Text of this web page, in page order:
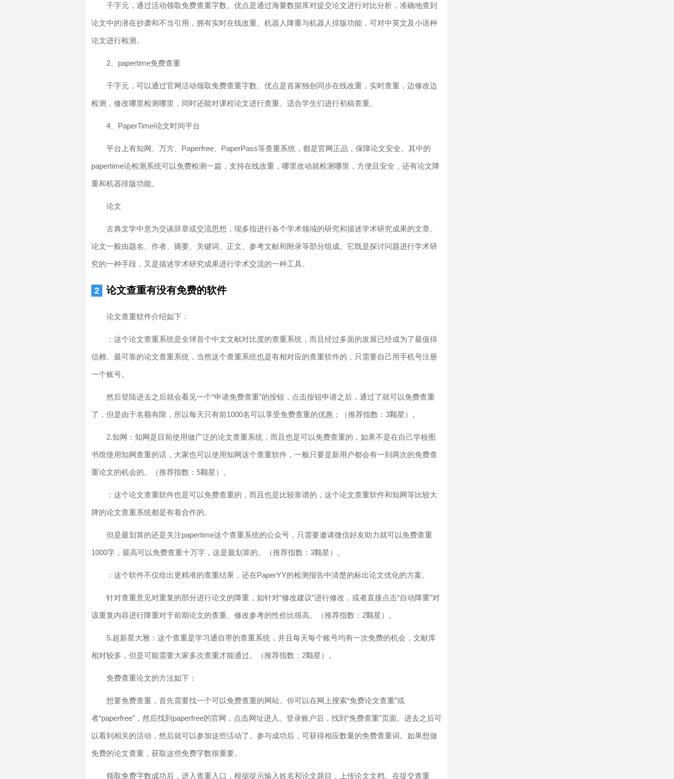
千字元，通过活动领取免费查重字数。优点是通过海量数据库对提交论文进行对比分析，准确地查到
论文中的潜在抄袭和不当引用，拥有实时在线改重、机器人降重与机器人排版功能，可对中英文及小语种
论文进行检测。
2、papertime免费查重
千字元，可以通过官网活动领取免费查重字数。优点是首家独创同步在线改重，实时查重，边修改边
检测，修改哪里检测哪里，同时还能对课程论文进行查重。适合学生们进行初稿查重。
4、PaperTimei论文时间平台
平台上有知网、万方、Paperfree、PaperPass等查重系统，都是官网正品，保障论文安全。其中的
papertime论检测系统可以免费检测一篇，支持在线改重，哪里改动就检测哪里，方便且安全，还有论文降
重和机器排版功能。
论文
古典文学中意为交谈辞章或交流思想，现多指进行各个学术领域的研究和描述学术研究成果的文章。
论文一般由题名、作者、摘要、关键词、正文、参考文献和附录等部分组成。它既是探讨问题进行学术研
究的一种手段，又是描述学术研究成果进行学术交流的一种工具。
论文查重有没有免费的软件
论文查重软件介绍如下：
：这个论文查重系统是全球首个中文文献对比度的查重系统，而且经过多面的发展已经成为了最值得
信赖、最可靠的论文查重系统，当然这个查重系统也是有相对应的查重软件的，只需要自己用手机号注册
一个账号。
然后登陆进去之后就会看见一个“申请免费查重”的按钮，点击按钮申请之后，通过了就可以免费查重
了，但是由于名额有限，所以每天只有前1000名可以享受免费查重的优惠；（推荐指数：3颗星）。
2.知网：知网是目前使用做广泛的论文查重系统，而且也是可以免费查重的，如果不是在自己学校图
书馆使用知网查重的话，大家也可以使用知网这个查重软件，一般只要是新用户都会有一到两次的免费查
重论文的机会的。（推荐指数：5颗星）。
：这个论文查重软件也是可以免费查重的，而且也是比较靠谱的，这个论文查重软件和知网等比较大
牌的论文查重系统都是有着合作的。
但是最划算的还是关注papertime这个查重系统的公众号，只需要邀请微信好友助力就可以免费查重
1000字，最高可以免费查重十万字，这是最划算的。（推荐指数：3颗星）。
：这个软件不仅给出更精准的查重结果，还在PaperYY的检测报告中清楚的标出论文优化的方案。
针对查重意见对重复的部分进行论文的降重，如针对“修改建议”进行修改，或者直接点击“自动降重”对
该重复内容进行降重对于前期论文的查重、修改参考的性价比很高。（推荐指数：2颗星）。
5.超新星大雅：这个查重是学习通自带的查重系统，并且每天每个账号均有一次免费的机会，文献库
相对较多，但是可能需要大家多次查重才能通过。（推荐指数：2颗星）。
免费查重论文的方法如下：
想要免费查重，首先需要找一个可以免费查重的网站。你可以在网上搜索“免费论文查重”或
者“paperfree”，然后找到paperfree的官网，点击网址进入。登录账户后，找到“免费查重”页面。进去之后可
以看到相关的活动，然后就可以参加这些活动了。参与成功后，可获得相应数量的免费查重词。如果想做
免费的论文查重，获取这些免费字数很重要。
领取免费字数成功后，进入查重入口，根据提示输入姓名和论文题目，上传论文文档。在提交查重